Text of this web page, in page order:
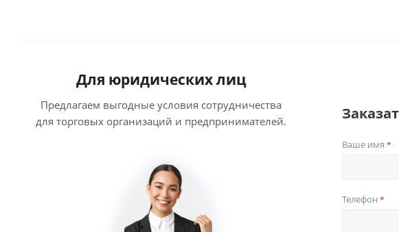
Для юридических лиц
Предлагаем выгодные условия сотрудничества
для торговых организаций и предпринимателей.
Ваше имя *
Телефон *